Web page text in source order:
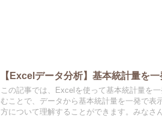
【Excelデータ分析】基本統計量を
この記事では、Excelを使って基本統計量を
むことで、データから基本統計量を一発で表
方について理解することができます。みなさ